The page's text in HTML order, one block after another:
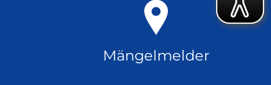
Mängelmelder